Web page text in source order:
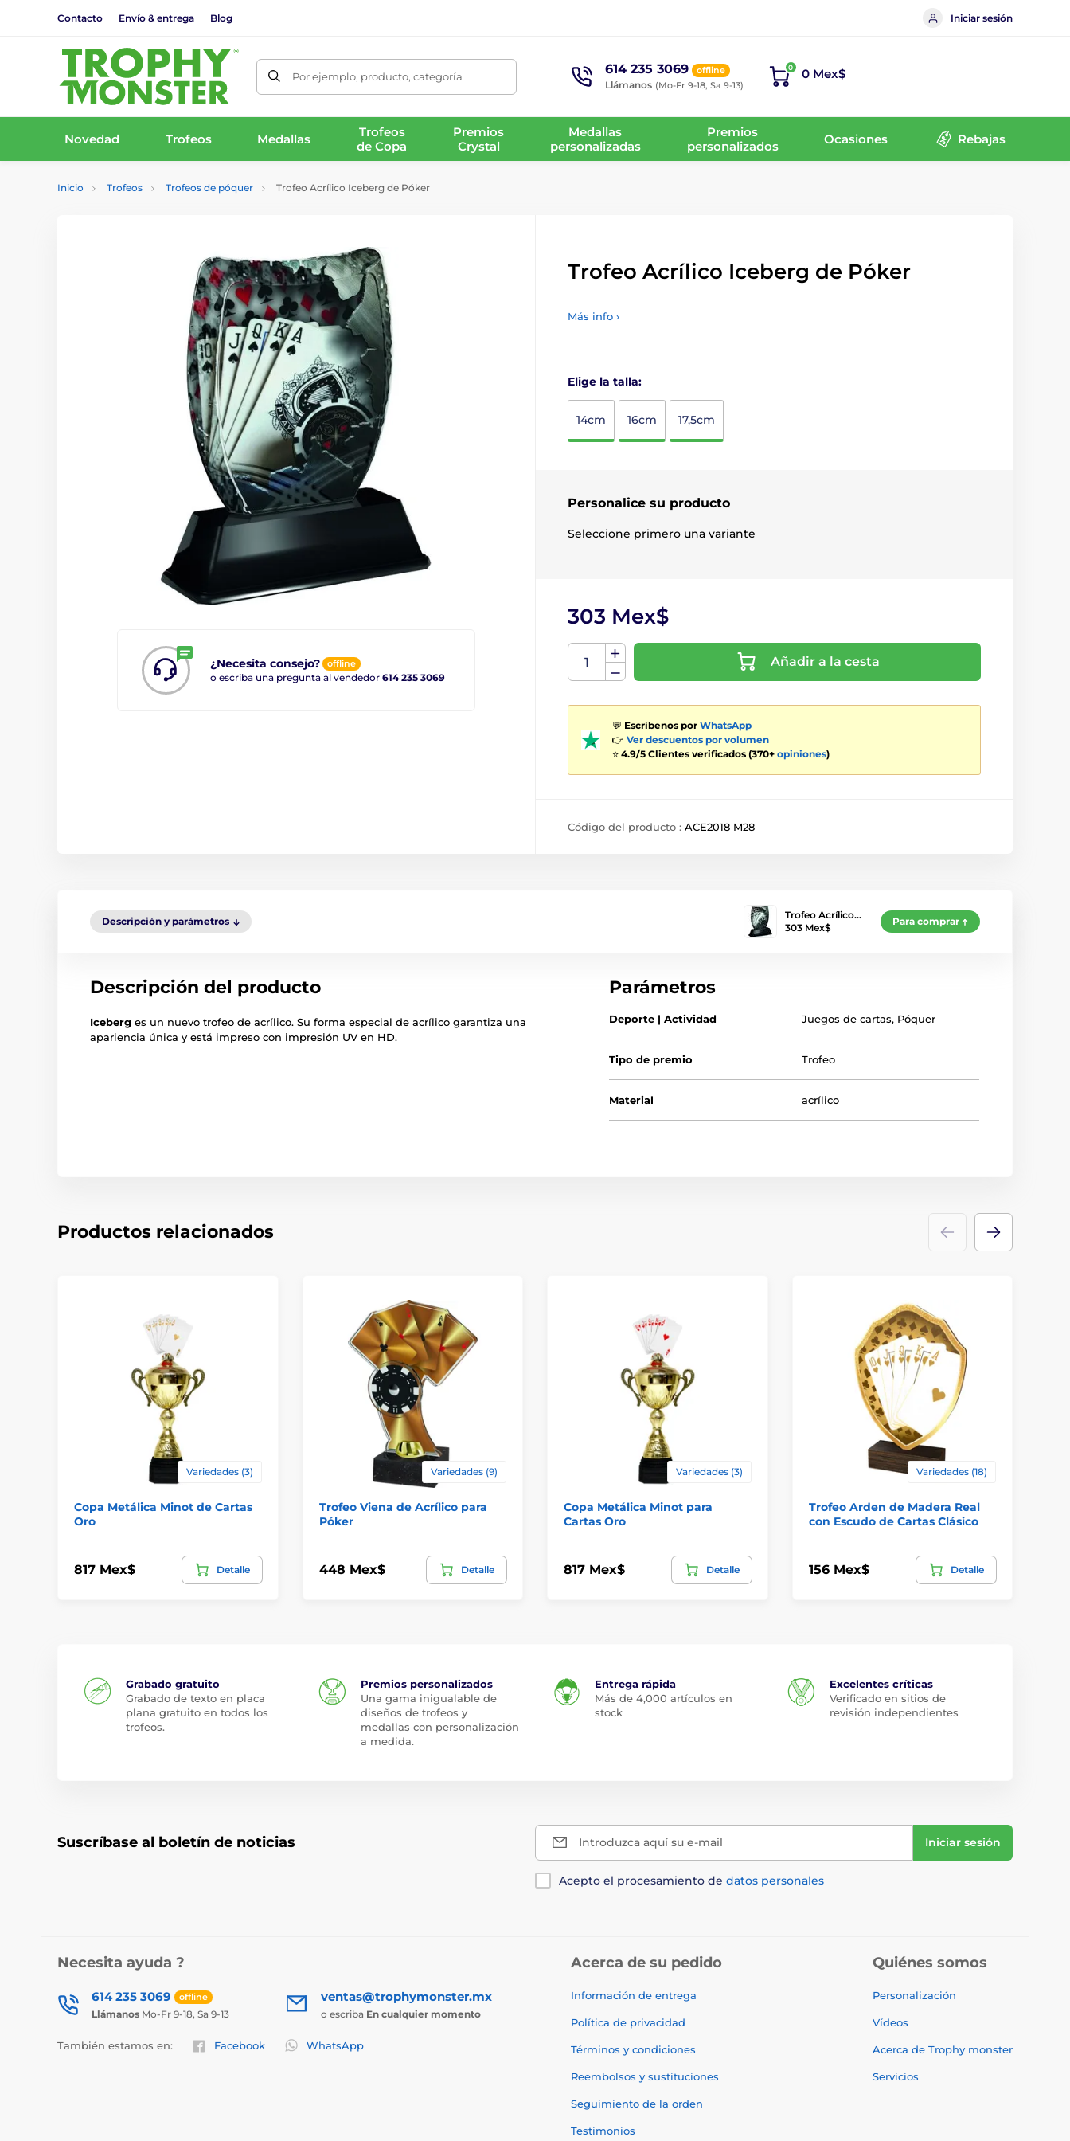
Contacto Envío & entrega Blog Iniciar sesión
Por ejemplo, producto, categoría 614 235 3069 offline
Llámanos (Mo-Fr 9-18, Sa 9-13)
0 0 Mex$
Novedad Trofeos Medallas
Trofeos
de Copa
Premios
Crystal
Medallas
personalizadas
Premios
personalizados
Ocasiones Rebajas
Inicio Trofeos Trofeos de póquer Trofeo Acrílico Iceberg de Póker
¿Necesita consejo? offline
o escriba una pregunta al vendedor 614 235 3069
Trofeo Acrílico Iceberg de Póker
Más info ›
Elige la talla:
14cm 16cm 17,5cm
Personalice su producto
Seleccione primero una variante
303 Mex$
Añadir a la cesta
💬 Escríbenos por WhatsApp
👉 Ver descuentos por volumen
⭐ 4.9/5 Clientes verificados (370+ opiniones)
Código del producto : ACE2018 M28
Descripción y parámetros
Trofeo Acrílico…
303 Mex$
Para comprar
Descripción del producto
Iceberg es un nuevo trofeo de acrílico. Su forma especial de acrílico garantiza una
apariencia única y está impreso con impresión UV en HD.
Parámetros
Deporte | Actividad Juegos de cartas, Póquer
Tipo de premio Trofeo
Material acrílico
Productos relacionados
Variedades (3)
Copa Metálica Minot de Cartas
Oro
817 Mex$ Detalle
Variedades (9)
Trofeo Viena de Acrílico para
Póker
448 Mex$ Detalle
Variedades (3)
Copa Metálica Minot para
Cartas Oro
817 Mex$ Detalle
Variedades (18)
Trofeo Arden de Madera Real
con Escudo de Cartas Clásico
156 Mex$ Detalle
Grabado gratuito
Grabado de texto en placa
plana gratuito en todos los
trofeos.
Premios personalizados
Una gama inigualable de
diseños de trofeos y
medallas con personalización
a medida.
Entrega rápida
Más de 4,000 artículos en
stock
Excelentes críticas
Verificado en sitios de
revisión independientes
Suscríbase al boletín de noticias Introduzca aquí su e-mail Iniciar sesión
Acepto el procesamiento de datos personales
Necesita ayuda ?
614 235 3069 offline
Llámanos Mo-Fr 9-18, Sa 9-13
ventas@trophymonster.mx
o escriba En cualquier momento
También estamos en: Facebook WhatsApp
Acerca de su pedido
Información de entrega
Política de privacidad
Términos y condiciones
Reembolsos y sustituciones
Seguimiento de la orden
Testimonios
Quiénes somos
Personalización
Vídeos
Acerca de Trophy monster
Servicios